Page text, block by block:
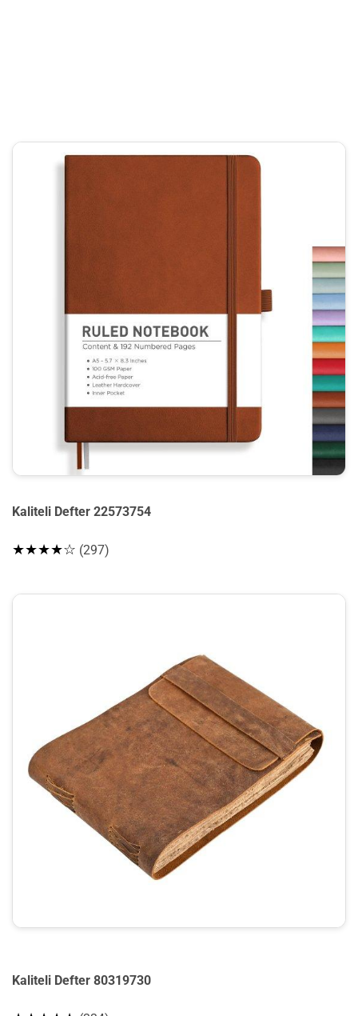
Kaliteli Defter 22573754
★★★★☆ (297)
Kaliteli Defter 80319730